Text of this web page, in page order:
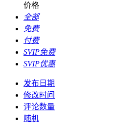
价格
全部
免费
付费
SVIP免费
SVIP优惠
发布日期
修改时间
评论数量
随机